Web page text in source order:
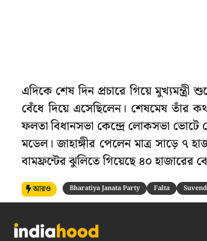
এদিকে শেষ দিন প্রচারে গিয়ে
বেঁধে দিয়ে এসেছিলেন। শেষমেষ তাঁর
ফলতা বিধানসভা কেন্দ্রে লোকসভা ভোটে
মডেল। জাহাঙ্গীর পেলেন মাত্র সাড়ে ৭
বামফ্রন্টের ঝুলিতে গিয়েছে ৪০ হাজারের
আরও Bharatiya Janata Party Falta